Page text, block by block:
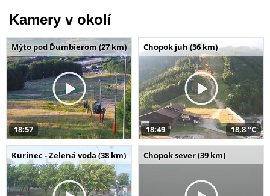
Kamery v okolí
Mýto pod Ďumbierom (27 km)
18:57
Chopok juh (36 km)
18:49 18,8 °C
Kurinec - Zelená voda (38 km) Chopok sever (39 km)